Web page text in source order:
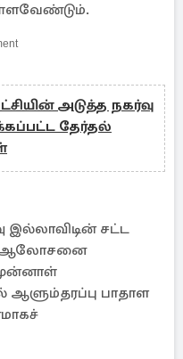
அடுத்த நகர்வு
தேர்தல்
இல்லாவிடின் சட்ட
ஆலோசனை
ஆளும்தரப்பு பாதாள